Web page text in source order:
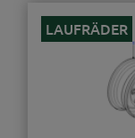
LAUFRÄDER